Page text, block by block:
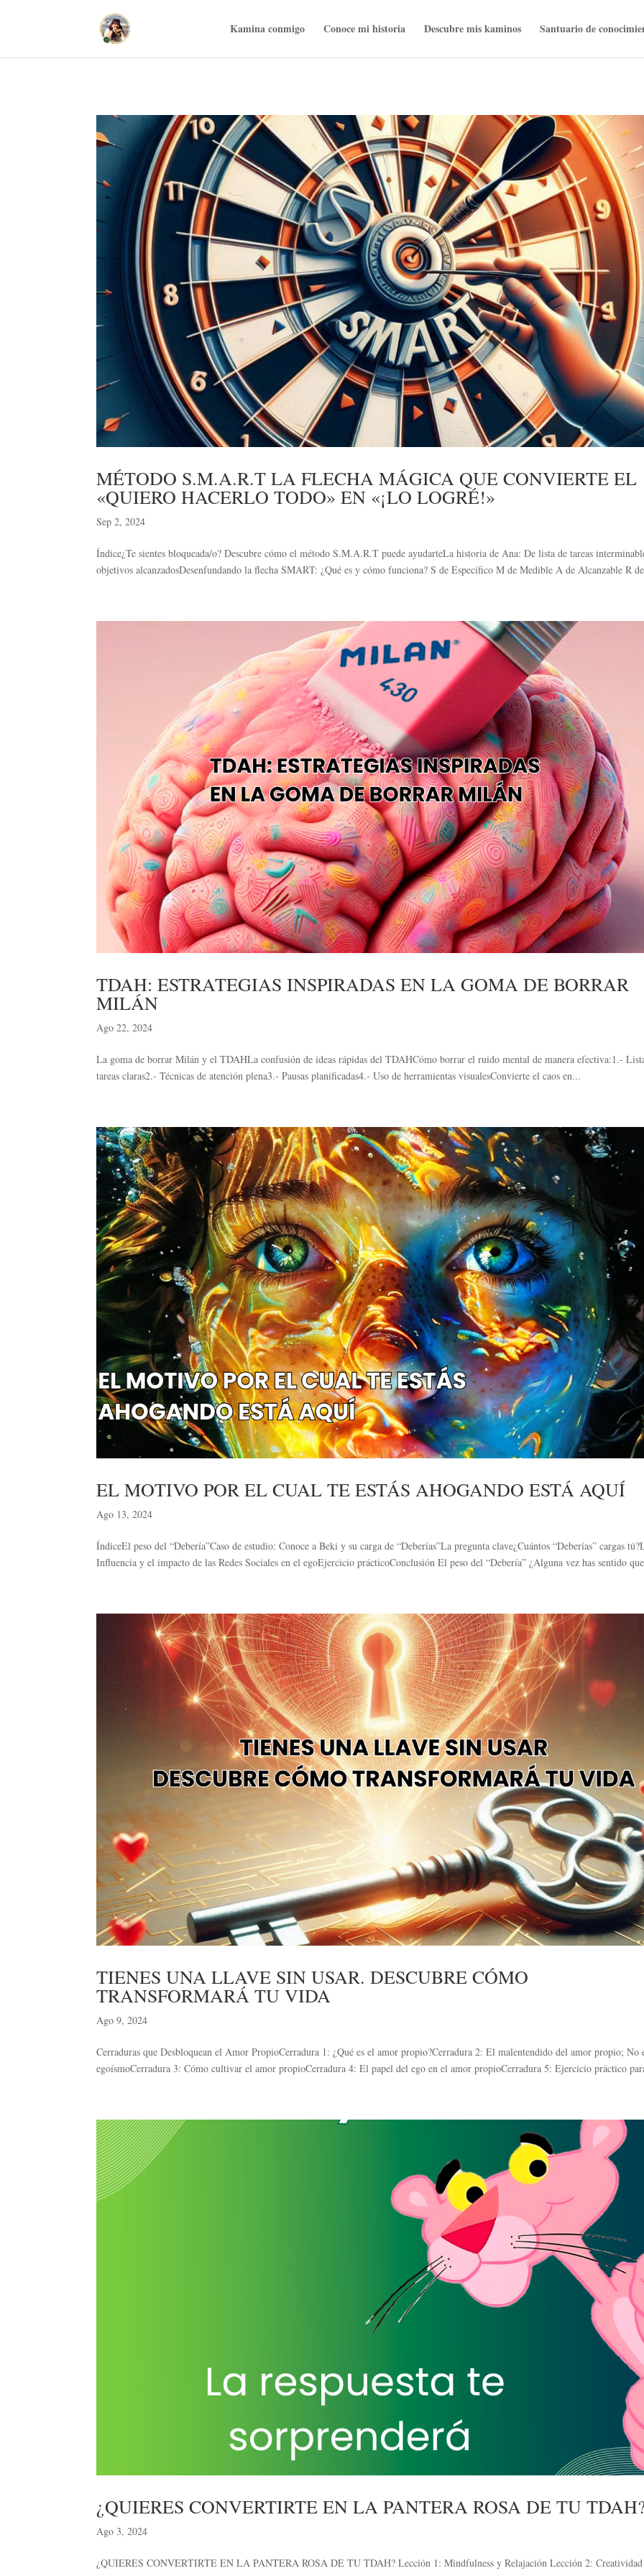
Kamina conmigo Conoce mi historia Descubre mis kaminos Santuario de
MÉTODO S.M.A.R.T LA FLECHA MÁGICA QUE CONVIERTE EL
«QUIERO HACERLO TODO» EN «¡LO LOGRÉ!»
Sep 2, 2024
Índice¿Te sientes bloqueada/o? Descubre cómo el método S.M.A.R.T puede ayudarteLa historia de Ana: De lista de tareas
objetivos alcanzadosDesenfundando la flecha SMART: ¿Qué es y cómo funciona? S de Específico M de Medible A de Alcanzable R
TDAH: ESTRATEGIAS INSPIRADAS EN LA GOMA DE BORRAR
MILÁN
Ago 22, 2024
La goma de borrar Milán y el TDAHLa confusión de ideas rápidas del TDAHCómo borrar el ruido mental de manera efectiva:1.-
tareas claras2.- Técnicas de atención plena3.- Pausas planificadas4.- Uso de herramientas visualesConvierte el caos en...
EL MOTIVO POR EL CUAL TE ESTÁS AHOGANDO ESTÁ AQUÍ
Ago 13, 2024
ÍndiceEl peso del “Debería”Caso de estudio: Conoce a Beki y su carga de “Deberías”La pregunta clave¿Cuántos “Deberías” cargas
Influencia y el impacto de las Redes Sociales en el egoEjercicio prácticoConclusión El peso del “Debería” ¿Alguna vez has sentido
TIENES UNA LLAVE SIN USAR. DESCUBRE CÓMO
TRANSFORMARÁ TU VIDA
Ago 9, 2024
Cerraduras que Desbloquean el Amor PropioCerradura 1: ¿Qué es el amor propio?Cerradura 2: El malentendido del amor propio; No
egoísmoCerradura 3: Cómo cultivar el amor propioCerradura 4: El papel del ego en el amor propioCerradura 5: Ejercicio práctico
¿QUIERES CONVERTIRTE EN LA PANTERA ROSA DE TU
Ago 3, 2024
¿QUIERES CONVERTIRTE EN LA PANTERA ROSA DE TU TDAH? Lección 1: Mindfulness y Relajación Lección 2: